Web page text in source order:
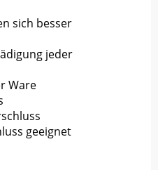
sich besser
jeder
Ware
geeignet